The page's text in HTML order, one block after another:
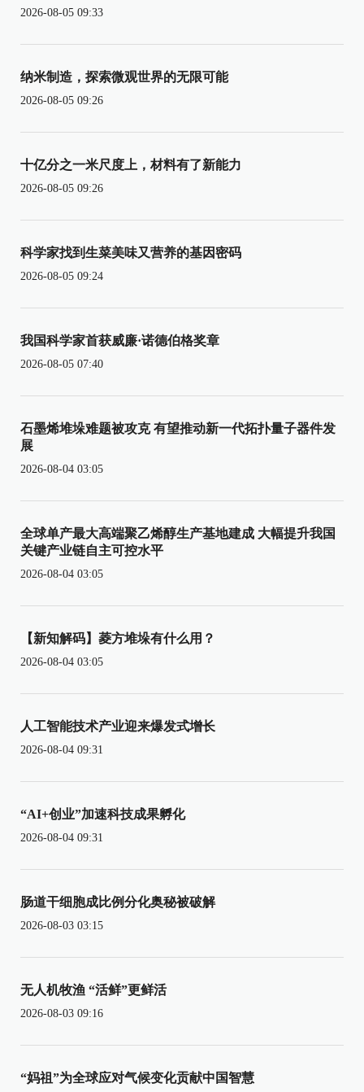
2026-08-05 09:33
纳米制造，探索微观世界的无限可能
2026-08-05 09:26
十亿分之一米尺度上，材料有了新能力
2026-08-05 09:26
科学家找到生菜美味又营养的基因密码
2026-08-05 09:24
我国科学家首获威廉·诺德伯格奖章
2026-08-05 07:40
石墨烯堆垛难题被攻克 有望推动新一代拓扑量子器件发
展
2026-08-04 03:05
全球单产最大高端聚乙烯醇生产基地建成 大幅提升我国
关键产业链自主可控水平
2026-08-04 03:05
【新知解码】菱方堆垛有什么用？
2026-08-04 03:05
人工智能技术产业迎来爆发式增长
2026-08-04 09:31
“AI+创业”加速科技成果孵化
2026-08-04 09:31
肠道干细胞成比例分化奥秘被破解
2026-08-03 03:15
无人机牧渔 “活鲜”更鲜活
2026-08-03 09:16
“妈祖”为全球应对气候变化贡献中国智慧